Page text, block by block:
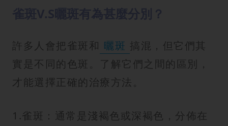
許多人會把雀斑和 曬斑 搞混，但它們其
實是不同的色斑。了解它們之間的區別，
才能選擇正確的治療方法。
1.雀斑：通常是淺褐色或深褐色，分佈在